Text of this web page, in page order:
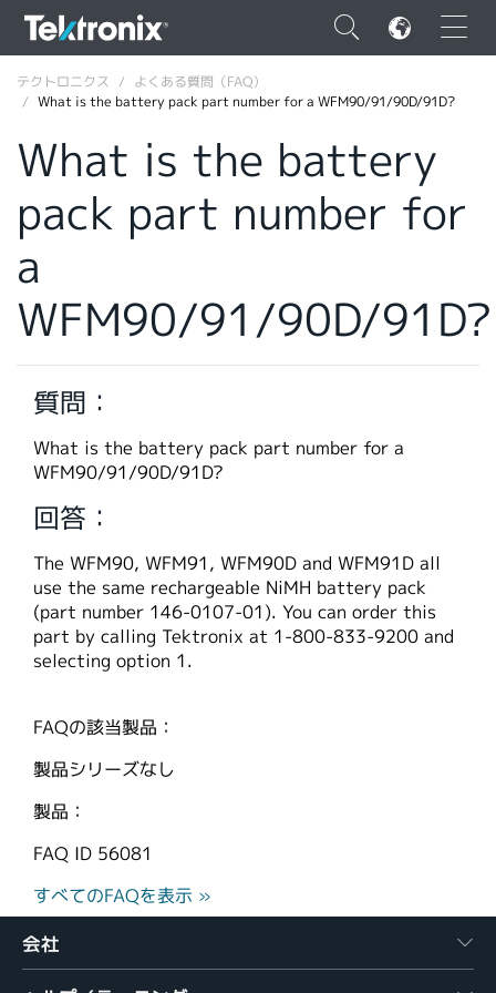
×
ENGLISH
DEUTSCH
简体中文
韓国語
繁體中文
テクトロニクス
よくある質問（FAQ）
What is the battery pack part number for a WFM90/91/90D/91D?
What is the battery
pack part number for
a
WFM90/91/90D/91D?
質問：
What is the battery pack part number for a
WFM90/91/90D/91D?
回答：
The WFM90, WFM91, WFM90D and WFM91D all
use the same rechargeable NiMH battery pack
(part number 146-0107-01). You can order this
part by calling Tektronix at 1-800-833-9200 and
selecting option 1.
FAQの該当製品：
製品シリーズなし
製品：
FAQ ID 56081
すべてのFAQを表示 »
会社